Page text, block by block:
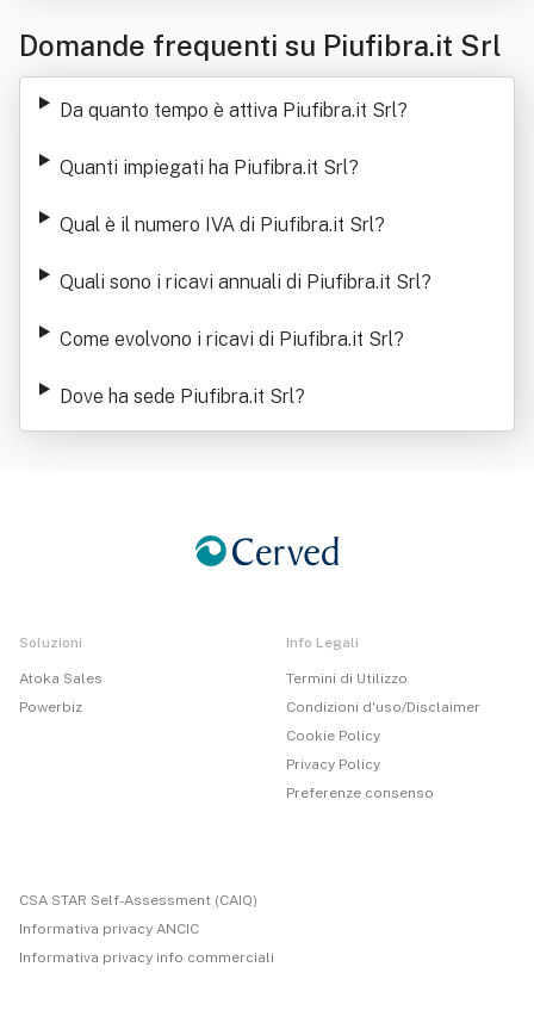
Domande frequenti su Piufibra.it Srl
Da quanto tempo è attiva Piufibra.it Srl?
Quanti impiegati ha Piufibra.it Srl?
Qual è il numero IVA di Piufibra.it Srl?
Quali sono i ricavi annuali di Piufibra.it Srl?
Come evolvono i ricavi di Piufibra.it Srl?
Dove ha sede Piufibra.it Srl?
Soluzioni
Atoka Sales
Powerbiz
Info Legali
Termini di Utilizzo
Condizioni d'uso/Disclaimer
Cookie Policy
Privacy Policy
Preferenze consenso
CSA STAR Self-Assessment (CAIQ)
Informativa privacy ANCIC
Informativa privacy info commerciali